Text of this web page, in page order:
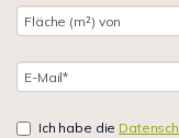
Ich habe die